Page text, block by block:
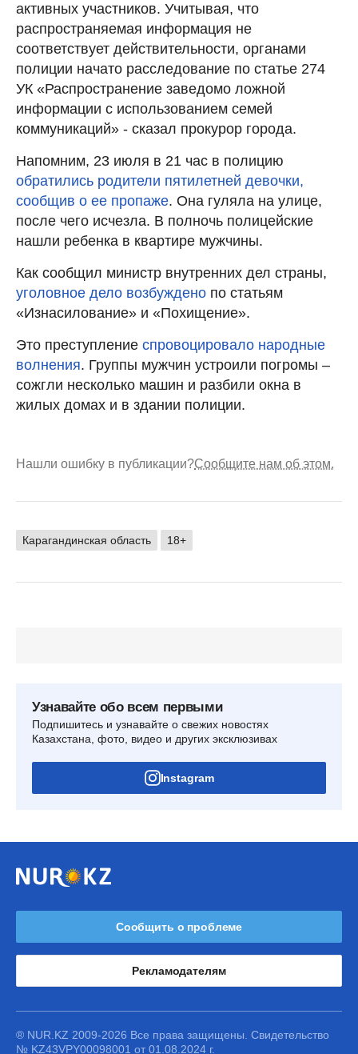
активных участников. Учитывая, что
распространяемая информация не
соответствует действительности, органами
полиции начато расследование по статье 274
УК «Распространение заведомо ложной
информации с использованием семей
коммуникаций» - сказал прокурор города.
Напомним, 23 июля в 21 час в полицию
обратились родители пятилетней девочки,
сообщив о ее пропаже. Она гуляла на улице,
после чего исчезла. В полночь полицейские
нашли ребенка в квартире мужчины.
Как сообщил министр внутренних дел страны,
уголовное дело возбуждено по статьям
«Изнасилование» и «Похищение».
Это преступление спровоцировало народные
волнения. Группы мужчин устроили погромы –
сожгли несколько машин и разбили окна в
жилых домах и в здании полиции.
Нашли ошибку в публикации?Сообщите нам об этом.
Карагандинская область 18+
Узнавайте обо всем первыми
Подпишитесь и узнавайте о свежих новостях
Казахстана, фото, видео и других эксклюзивах
Instagram
Сообщить о проблеме
Рекламодателям
® NUR.KZ 2009-2026 Все права защищены. Свидетельство
№ KZ43VPY00098001 от 01.08.2024 г.